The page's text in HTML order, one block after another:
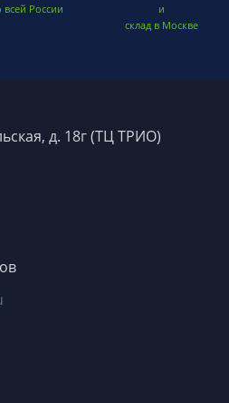
всей России
и
склад в Москве
д. 18г (ТЦ ТРИО)